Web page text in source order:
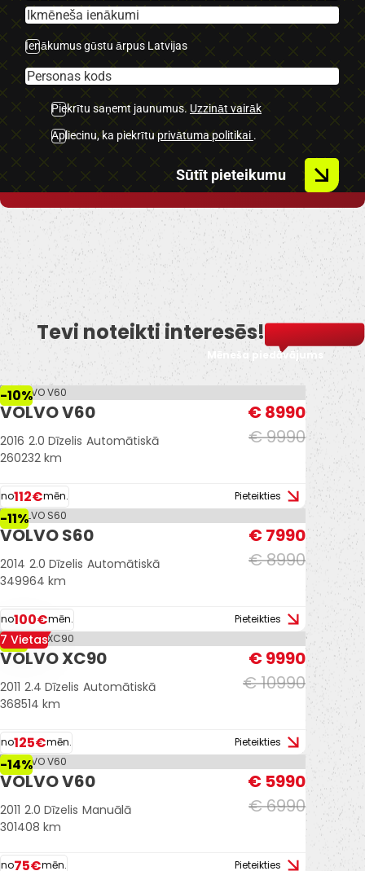
-LED dienas gaitas gaismas.
-Miglas lukturi.
-Vieglmetāla diski ar labām riepām.
-U.C. ekstras.
Ienākumus gūstu ārpus Latvijas
Piekrītu saņemt jaunumus. Uzzināt vairāk
Apliecinu, ka piekrītu privātuma politikai .
Sūtīt pieteikumu
Tevi noteikti interesēs!
Mēneša piedāvājums
-10%
VOLVO V60
€ 9990
€ 8990
2016 2.0 Dīzelis Automātiskā
260232 km
no112€mēn. Pieteikties
-11%
VOLVO S60
€ 8990
€ 7990
2014 2.0 Dīzelis Automātiskā
349964 km
no100€mēn. Pieteikties
-9%
7 Vietas
VOLVO XC90
€ 10990
€ 9990
2011 2.4 Dīzelis Automātiskā
368514 km
no125€mēn. Pieteikties
-14%
VOLVO V60
€ 6990
€ 5990
2011 2.0 Dīzelis Manuālā
301408 km
no75€mēn. Pieteikties